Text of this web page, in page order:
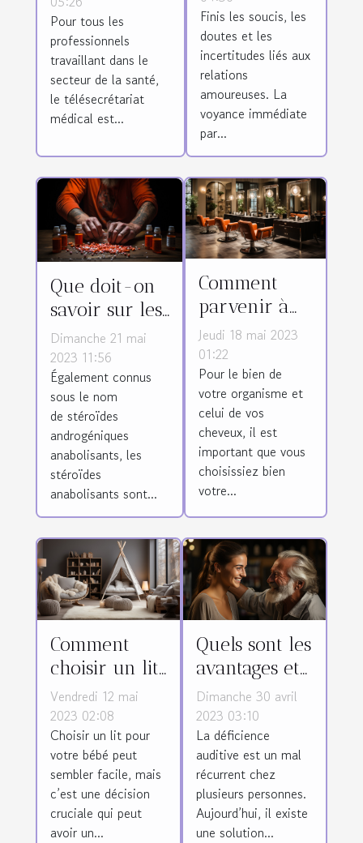
avantages
Pour tous les
professionnels
travaillant dans le
secteur de la santé,
le télésecrétariat
médical est...
immédiate
par tchat
pour ses
questions
d’amour ?
Finis les soucis, les
doutes et les
incertitudes liés aux
relations
amoureuses. La
voyance immédiate
par...
Que doit-on
savoir sur les
stéroïdes
anabolisants ?
Dimanche 21 mai
2023 11:56
Également connus
sous le nom
de stéroïdes
androgéniques
anabolisants, les
stéroïdes
anabolisants sont...
Comment
parvenir à
bien choisir
son salon de
coiffure ?
Jeudi 18 mai 2023
01:22
Pour le bien de
votre organisme et
celui de vos
cheveux, il est
important que vous
choisissiez bien
votre...
Comment
choisir un lit
adapté pour
son bébé ?
Vendredi 12 mai
2023 02:08
Choisir un lit pour
votre bébé peut
sembler facile, mais
c’est une décision
cruciale qui peut
avoir un...
Quels sont les
avantages et
les critères
de choix d’un
appareil
auditif ?
Dimanche 30 avril
2023 03:10
La déficience
auditive est un mal
récurrent chez
plusieurs personnes.
Aujourd’hui, il existe
une solution...